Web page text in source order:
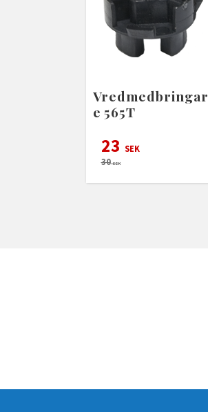
Vredmedbringar
e 565T
23 SEK
30SEK